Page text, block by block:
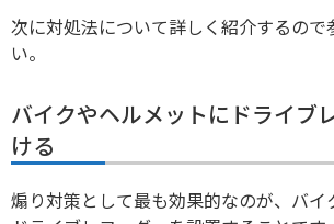
次に対処法について詳しく紹介するので
い。
バイクやヘルメットにドライブ
ける
煽り対策として最も効果的なのが、バイ